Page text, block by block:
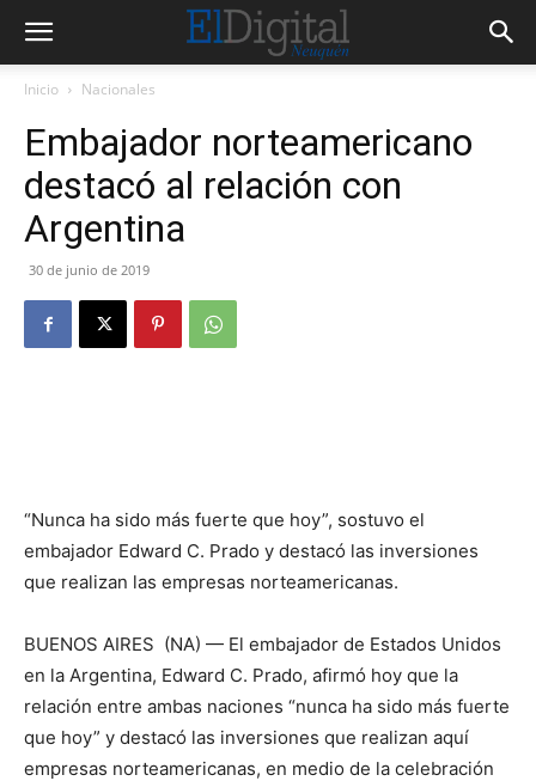
Inicio Nacionales
Embajador norteamericano
destacó al relación con
Argentina
30 de junio de 2019
“Nunca ha sido más fuerte que hoy”, sostuvo el
embajador Edward C. Prado y destacó las inversiones
que realizan las empresas norteamericanas.
BUENOS AIRES (NA) — El embajador de Estados Unidos
en la Argentina, Edward C. Prado, afirmó hoy que la
relación entre ambas naciones “nunca ha sido más fuerte
que hoy” y destacó las inversiones que realizan aquí
empresas norteamericanas, en medio de la celebración